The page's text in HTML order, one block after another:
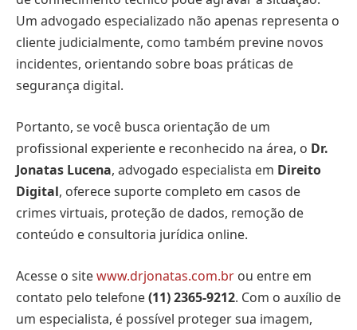
Um advogado especializado não apenas representa o
cliente judicialmente, como também previne novos
incidentes, orientando sobre boas práticas de
segurança digital.
Portanto, se você busca orientação de um
profissional experiente e reconhecido na área, o Dr.
Jonatas Lucena, advogado especialista em Direito
Digital, oferece suporte completo em casos de
crimes virtuais, proteção de dados, remoção de
conteúdo e consultoria jurídica online.
Acesse o sitewww.drjonatas.com.br ou entre em
contato pelo telefone(11) 2365-9212. Com o auxílio de
um especialista, é possível proteger sua imagem,